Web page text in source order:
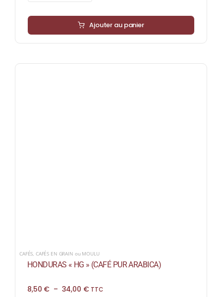
Ajouter au panier
CAFÉS CAFÉS EN GRAIN ou MOULU
HONDURAS « HG » (CAFÉ PUR ARABICA)
8,50 € – 34,00 €Plage
TTC